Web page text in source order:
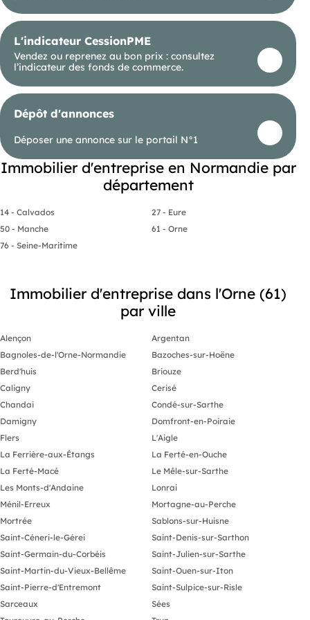
Géorisques : https://www.georisques.gouv.fr.
Votre conseiller : Conseiller en gestion de
patrimoine/ Agent immobilier indépendant
-
RCP AON ZURICH N°7400023129
L'indicateur CessionPME
Vendez ou reprenez au bon prix : consultez
l’indicateur des fonds de commerce.
Dépôt d'annonces
Déposer une annonce sur le portail N°1
Immobilier d'entreprise en Normandie par
département
14 - Calvados
27 - Eure
50 - Manche
61 - Orne
76 - Seine-Maritime
Immobilier d'entreprise dans l'Orne (61)
par ville
Alençon
Argentan
Bagnoles-de-l'Orne-Normandie
Bazoches-sur-Hoëne
Berd'huis
Briouze
Caligny
Cerisé
Chandai
Condé-sur-Sarthe
Damigny
Domfront-en-Poiraie
Flers
L'Aigle
La Ferrière-aux-Étangs
La Ferté-en-Ouche
La Ferté-Macé
Le Mêle-sur-Sarthe
Les Monts-d'Andaine
Lonrai
Ménil-Erreux
Mortagne-au-Perche
Mortrée
Sablons-sur-Huisne
Saint-Céneri-le-Gérei
Saint-Denis-sur-Sarthon
Saint-Germain-du-Corbéis
Saint-Julien-sur-Sarthe
Saint-Martin-du-Vieux-Bellême
Saint-Ouen-sur-Iton
Saint-Pierre-d'Entremont
Saint-Sulpice-sur-Risle
Sarceaux
Sées